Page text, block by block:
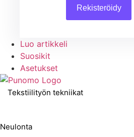
Rekisteröidy
Luo artikkeli
Suosikit
Asetukset
Tekstiilityön tekniikat
Neulonta